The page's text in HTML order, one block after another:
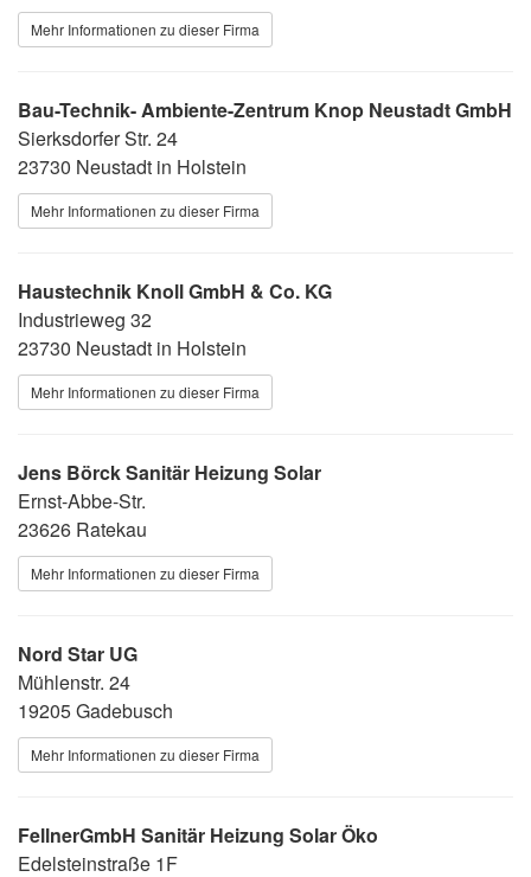
Mehr Informationen zu dieser Firma
Bau-Technik- Ambiente-Zentrum Knop Neustadt GmbH
Sierksdorfer Str. 24
23730 Neustadt in Holstein
Mehr Informationen zu dieser Firma
Haustechnik Knoll GmbH & Co. KG
Industrieweg 32
23730 Neustadt in Holstein
Mehr Informationen zu dieser Firma
Jens Börck Sanitär Heizung Solar
Ernst-Abbe-Str.
23626 Ratekau
Mehr Informationen zu dieser Firma
Nord Star UG
Mühlenstr. 24
19205 Gadebusch
Mehr Informationen zu dieser Firma
FellnerGmbH Sanitär Heizung Solar Öko
Edelsteinstraße 1F